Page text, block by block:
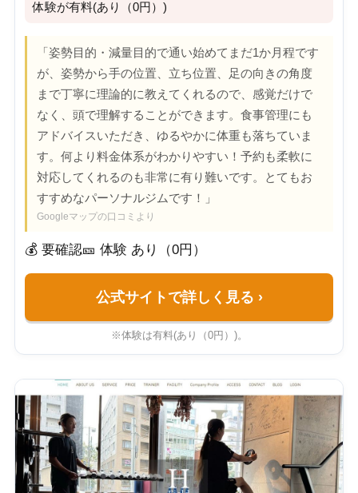
体験が有料(あり（0円）)
「姿勢目的・減量目的で通い始めてまだ1か月程です
が、姿勢から手の位置、立ち位置、足の向きの角度
まで丁寧に理論的に教えてくれるので、感覚だけで
なく、頭で理解することができます。食事管理にも
アドバイスいただき、ゆるやかに体重も落ちていま
す。何より料金体系がわかりやすい！予約も柔軟に
対応してくれるのも非常に有り難いです。とてもお
すすめなパーソナルジムです！」
Googleマップの口コミより
💰 要確認🎫 体験 あり（0円）
公式サイトで詳しく見る ›
※体験は有料(あり（0円）)。